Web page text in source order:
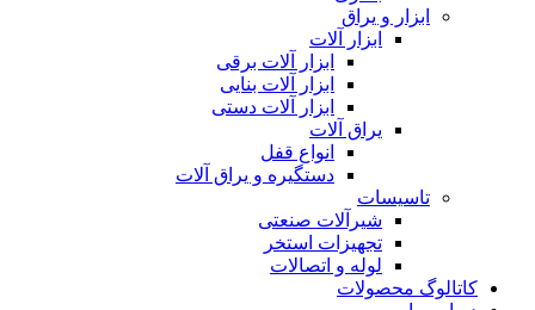
ابزار و یراق
ابزار آلات
ابزار آلات برقی
ابزار آلات بنایی
ابزار آلات دستی
یراق آلات
انواع قفل
دستگیره و یراق آلات
تاسیسات
شیرآلات صنعتی
تجهیزات استخر
لوله و اتصالات
کاتالوگ محصولات